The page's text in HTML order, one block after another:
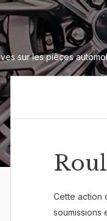
sur les pièces
Cette action
soumissions